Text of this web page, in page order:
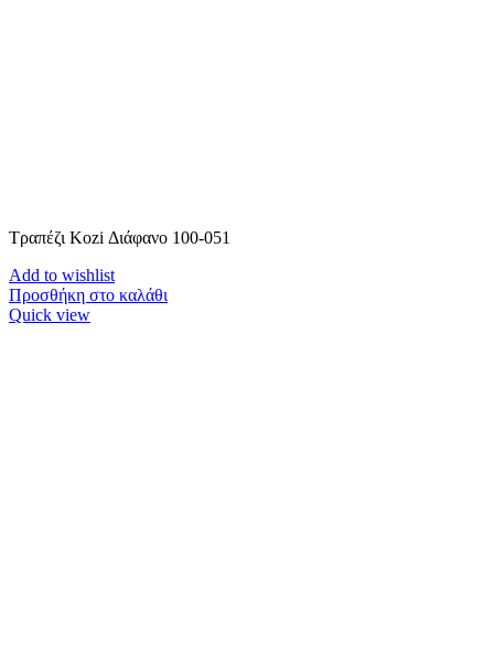
Τραπέζι Kozi Διάφανο 100-051
Add to wishlist
Προσθήκη στο καλάθι
Quick view